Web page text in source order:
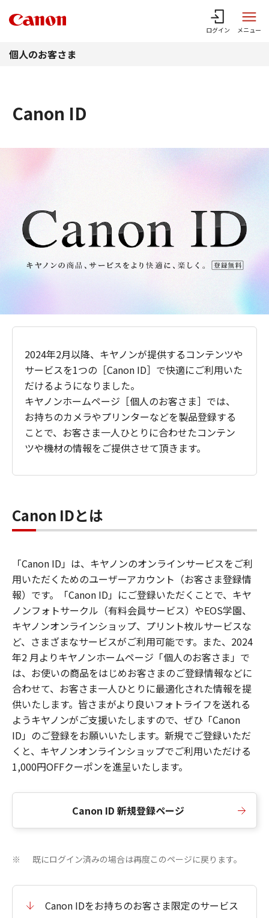
ログイン メニュー
個人のお客さま
Canon ID
2024年2月以降、キヤノンが提供するコンテンツや
サービスを1つの［Canon ID］で快適にご利用いた
だけるようになりました。
キヤノンホームページ［個人のお客さま］では、
お持ちのカメラやプリンターなどを製品登録する
ことで、お客さま一人ひとりに合わせたコンテン
ツや機材の情報をご提供させて頂きます。
Canon IDとは
「Canon ID」は、キヤノンのオンラインサービスをご利
用いただくためのユーザーアカウント（お客さま登録情
報）です。「Canon ID」にご登録いただくことで、キヤ
ノンフォトサークル（有料会員サービス）やEOS学園、
キヤノンオンラインショップ、プリント枚ルサービスな
ど、さまざまなサービスがご利用可能です。また、2024
年2 月よりキヤノンホームページ「個人のお客さま」で
は、お使いの商品をはじめお客さまのご登録情報などに
合わせて、お客さま一人ひとりに最適化された情報を提
供いたします。皆さまがより良いフォトライフを送れる
ようキヤノンがご支援いたしますので、ぜひ「Canon
ID」のご登録をお願いいたします。新規でご登録いただ
くと、キヤノンオンラインショップでご利用いただける
1,000円OFFクーポンを進呈いたします。
Canon ID 新規登録ページ
※ 既にログイン済みの場合は再度このページに戻ります。
Canon IDをお持ちのお客さま限定のサービス